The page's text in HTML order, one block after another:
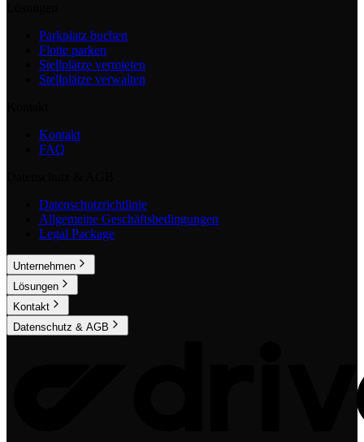
Parkplatz buchen
Flotte parken
Stellplätze vermieten
Stellplätze verwalten
Kontakt
FAQ
Datenschutzrichtlinie
Allgemeine Geschäftsbedingungen
Legal Package
Unternehmen
Lösungen
Kontakt
Datenschutz & AGB